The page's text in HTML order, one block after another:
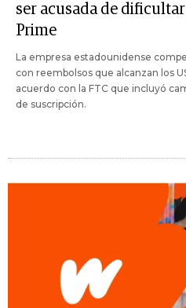
ser acusada de
Prime
La empresa estadounidense
con reembolsos que alcanzan los
acuerdo con la FTC que incluyó
de suscripción.